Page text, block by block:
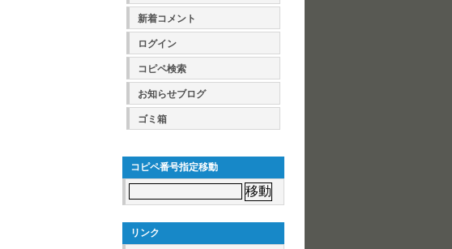
新着コメント
ログイン
コピペ検索
お知らせブログ
ゴミ箱
コピペ番号指定移動
リンク